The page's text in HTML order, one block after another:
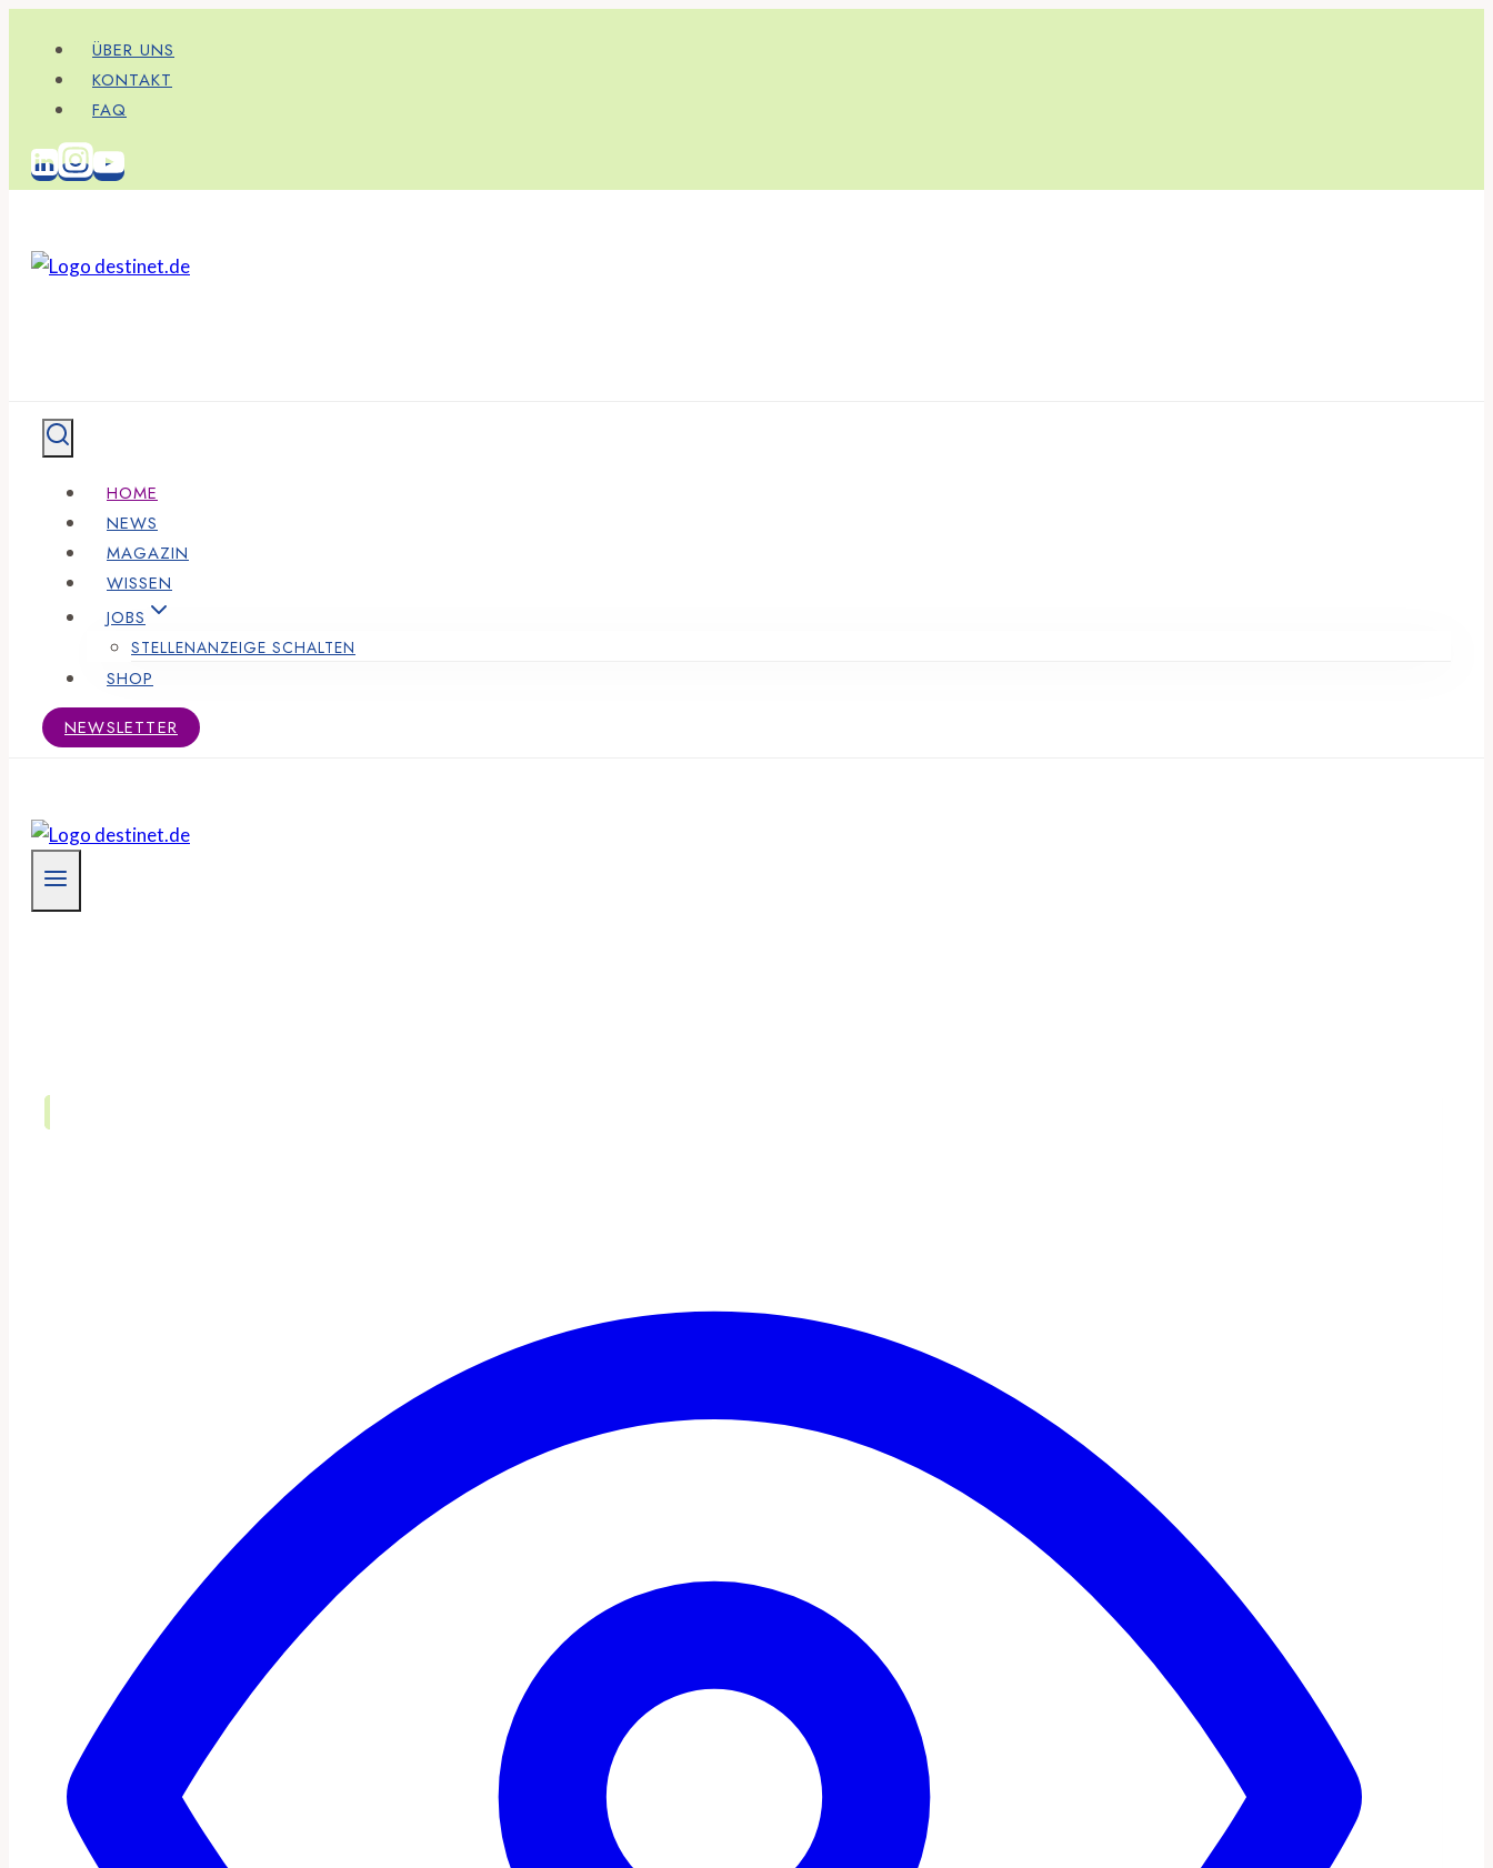
springen
ÜBER UNS
KONTAKT
FAQ
HOME
NEWS
MAGAZIN
WISSEN
JOBS
STELLENANZEIGE SCHALTEN
SHOP
NEWSLETTER